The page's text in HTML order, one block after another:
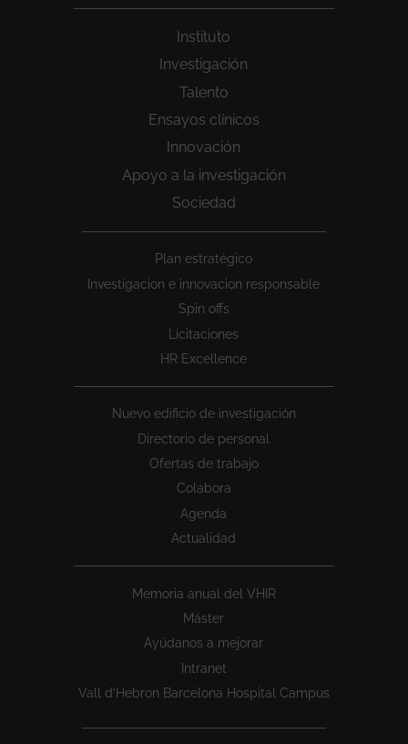
Instituto
Investigación
Talento
Ensayos clínicos
Innovación
Apoyo a la investigación
Sociedad
Plan estratégico
Investigacion e innovacion responsable
Spin offs
Licitaciones
HR Excellence
Nuevo edificio de investigación
Directorio de personal
Ofertas de trabajo
Colabora
Agenda
Actualidad
Memoria anual del VHIR
Máster
Ayúdanos a mejorar
Intranet
Vall d’Hebron Barcelona Hospital Campus